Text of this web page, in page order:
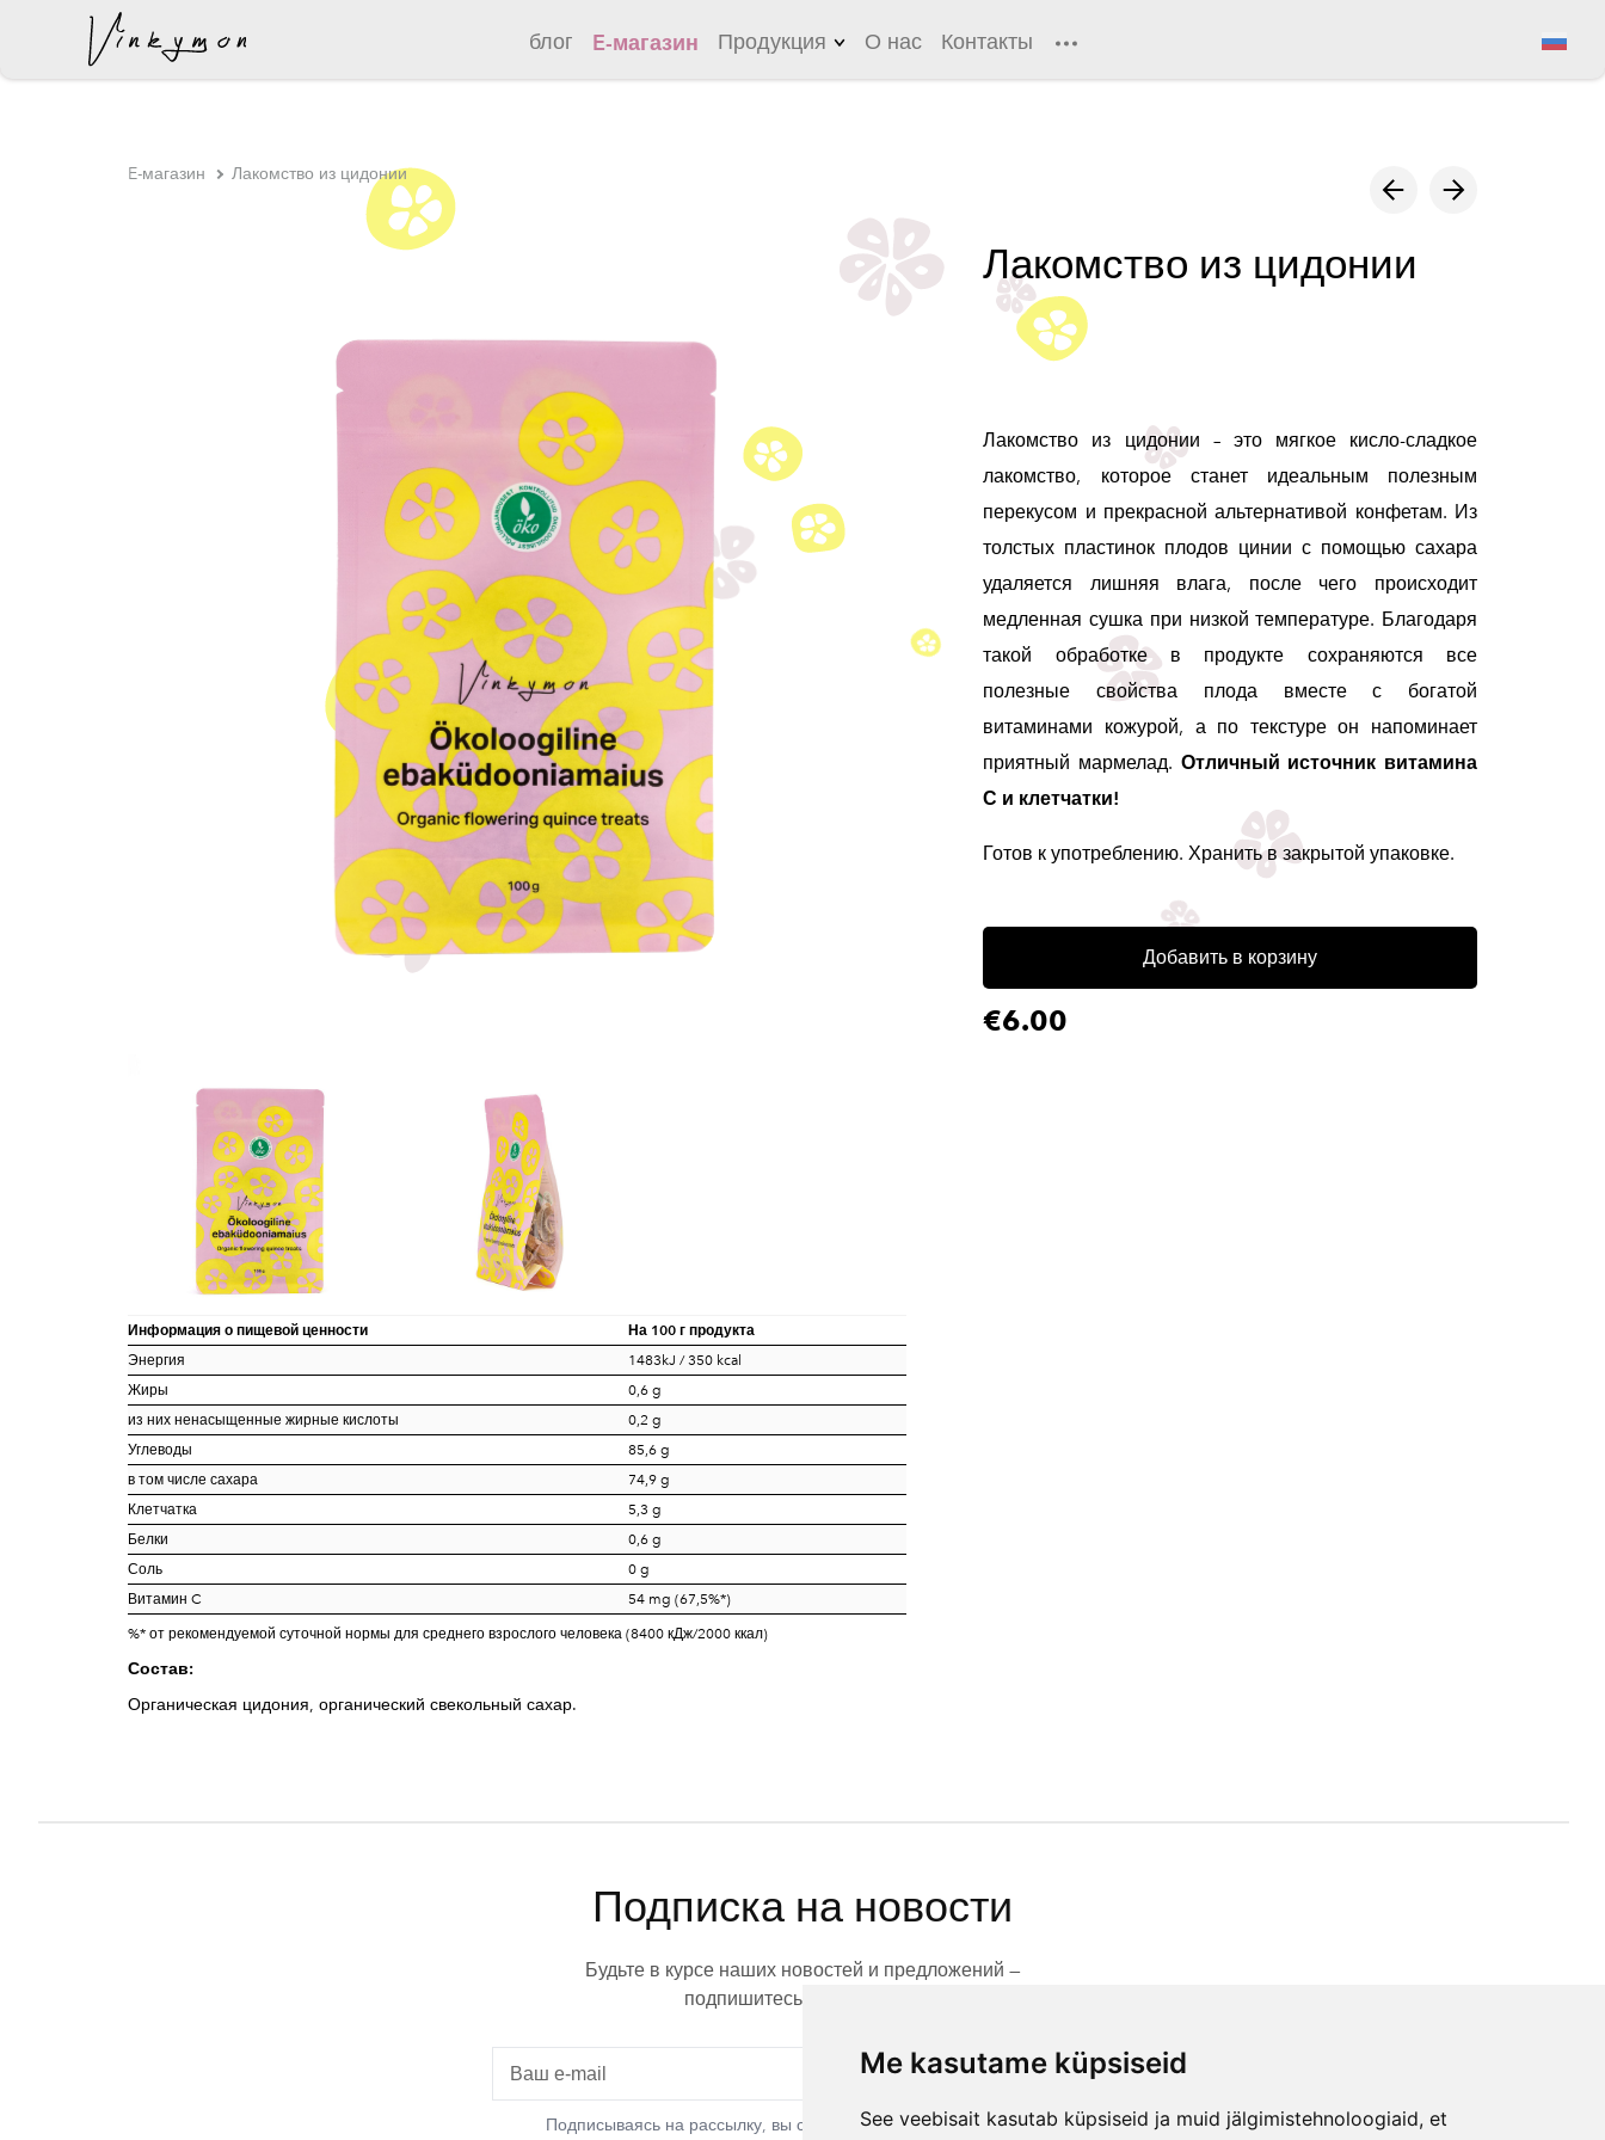
Me kasutame küpsiseid
See veebisait kasutab küpsiseid ja muid jälgimistehnoloogiaid, et
блог E-магазин Продукция
Лонг-дринки
Холодные чаи
О нас Контакты
был добавлен в корзину.
E-магазин Лакомство из цидонии
Информация о пищевой ценности На 100 г продукта
Энергия
1483kJ / 350 kcal
Жиры
0,6 g
из них ненасыщенные жирные кислоты
0,2 g
Углеводы
85,6 g
в том числе сахара
74,9 g
Клетчатка
5,3 g
Белки
0,6 g
Соль
0 g
Витамин C
54 mg (67,5%*)
%* от рекомендуемой суточной нормы для среднего взрослого человека (8400 кДж/2000 ккал)
Состав:
Органическая цидония, органический свекольный сахар.
Лакомство из цидонии
Лакомство из цидонии – это мягкое кисло-сладкое
лакомство, которое станет идеальным полезным
перекусом и прекрасной альтернативой конфетам. Из
толстых пластинок плодов цинии с помощью сахара
удаляется лишняя влага, после чего происходит
медленная сушка при низкой температуре. Благодаря
такой обработке в продукте сохраняются все
полезные свойства плода вместе с богатой
витаминами кожурой, а по текстуре он напоминает
приятный мармелад. Отличный источник витамина
С и клетчатки!
Готов к употреблению. Хранить в закрытой упаковке.
Добавить в корзину
€6.00
Подписка на новости
Будьте в курсе наших новостей и предложений —
подпишитесь на рассылку.
Подписаться
Подписываясь на рассылку, вы соглашаетесь с нашей политикой